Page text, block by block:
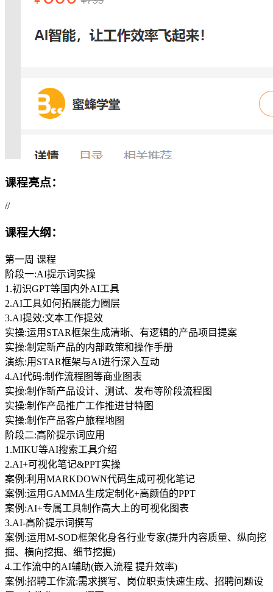
课程亮点：
//
课程大纲：
第一周 课程
阶段一:AI提示词实操
1.初识GPT等国内外AI工具
2.AI工具如何拓展能力圈层
3.AI提效:文本工作提效
实操:运用STAR框架生成清晰、有逻辑的产品项目提案
实操:制定新产品的内部政策和操作手册
演练:用STAR框架与AI进行深入互动
4.AI代码:制作流程图等商业图表
实操:制作新产品设计、测试、发布等阶段流程图
实操:制作产品推广工作推进甘特图
实操:制作产品客户旅程地图
阶段二:高阶提示词应用
1.MIKU等AI搜索工具介绍
2.AI+可视化笔记&PPT实操
案例:利用MARKDOWN代码生成可视化笔记
案例:运用GAMMA生成定制化+高颜值的PPT
案例:AI+专属工具制作高大上的可视化图表
3.AI-高阶提示词撰写
案例:运用M-SOD框架化身各行业专家(提升内容质量、纵向挖
掘、横向挖掘、细节挖掘)
4.工作流中的AI辅助(嵌入流程 提升效率)
案例:招聘工作流:需求撰写、岗位职责快速生成、招聘问题设